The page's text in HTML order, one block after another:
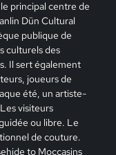
principal centre de
Dün Cultural
publique de
culturels des
Il sert également
joueurs de
été, un artiste-
visiteurs
ou libre. Le
de couture.
to Moccasins